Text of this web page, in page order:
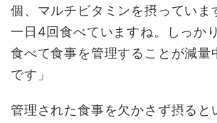
個、マルチビタミンを摂っていま
一日4回食べていますね。しっか
食べて食事を管理することが減量
です」
管理された食事を欠かさず摂ると